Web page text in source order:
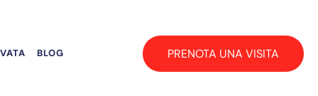
BLOG PRENOTA UNA VISITA